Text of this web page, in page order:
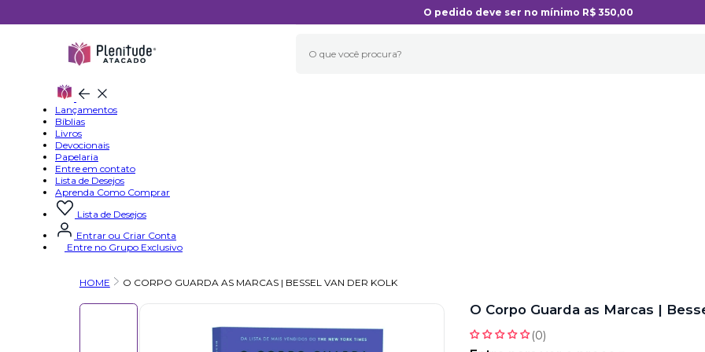
O pedido deve ser no mínimo R$ 350,00
Fechar
aba
atual
Lançamentos
Bíblias
Livros
Devocionais
Papelaria
Entre em contato
Lista de Desejos
Aprenda Como Comprar
Lista de Desejos
Entrar ou Criar Conta
Entre no Grupo Exclusivo
HOME O CORPO GUARDA AS MARCAS | BESSEL VAN DER KOLK
O Corpo Guarda as Marcas |